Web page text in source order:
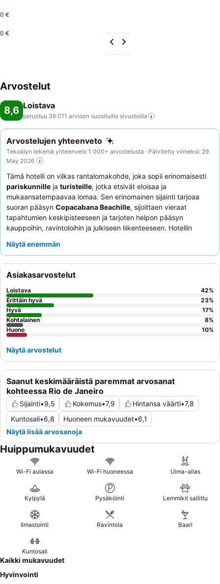
0 €
0 €
Arvostelut
8,6 Loistava
perustuu 36 011 arvioon suosituilla sivustoilla
Arvostelujen yhteenveto
Tekoälyn tekemä yhteenveto 1 000+ arvostelusta · Päivitetty viimeksi: 29
May 2026
Tämä hotelli on vilkas rantalomakohde, joka sopii erinomaisesti
pariskunnille ja turisteille, jotka etsivät eloisaa ja
mukaansatempaavaa lomaa. Sen erinomainen sijainti tarjoaa
suoran pääsyn Copacabana Beachille, sijoittaen vieraat
tapahtumien keskipisteeseen ja tarjoten helpon pääsyn
kauppoihin, ravintoloihin ja julkiseen liikenteeseen. Hotellin
näkymineen Copacabanalle. Vieraat kehuvat jatkuvasti
erinomaista, monipuolista
kokemuksen saamiseksi harkitse huoneen varaamista
lounge-pääsyllä
, joka sisältää yksityisen sisäänkirjautumisen ja
rauhallisen aamiaisen 30. kerroksessa.
Näytä enemmän
Saanut keskimääräistä paremmat arvosanat
kohteessa Rio de Janeiro
Sijainti•9,5 Kokemus•7,9 Hintansa väärti•7,8
Kuntosali•6,8 Huoneen mukavuudet•6,1
Näytä lisää arvosanoja
Asiakasarvostelut
Loistava 42%
Erittäin hyvä
23%
Hyvä
17%
Kohtalainen
8%
Huono
10%
Näytä arvostelut
Huippumukavuudet
Wi-Fi aulassa Wi-Fi huoneessa Uima-allas
Kylpylä Pysäköinti Lemmikit sallittu
Ilmastointi Ravintola Baari
Kuntosali
Kaikki mukavuudet
Hyvinvointi